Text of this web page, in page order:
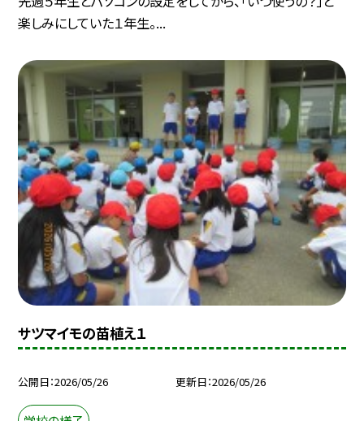
楽しみにしていた１年生。...
サツマイモの苗植え１
公開日 2026/05/26 更新日 2026/05/26